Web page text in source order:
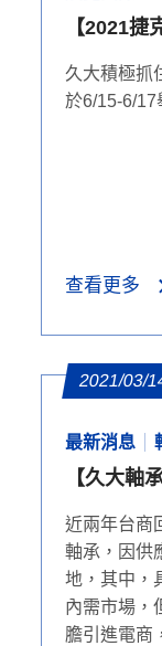
【2021捷
久大積極抓
於6/15-6/17
查看更多
2021/03/
最新消息
【久大軸
近兩年台商
軸承，因供
地，其中，
內需市場，
膽引進電商